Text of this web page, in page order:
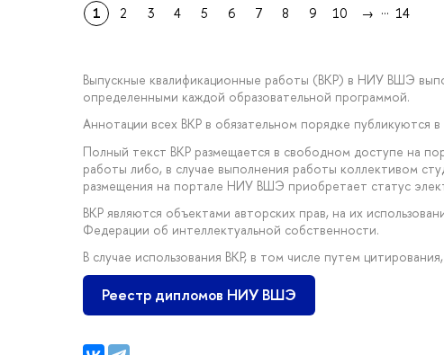
1 2 3 4 5 6 7 8 9 10 → ... 14
Выпускные квалификационные работы (ВКР) в НИУ ВШЭ
определенными каждой образовательной программой.
Аннотации всех ВКР в обязательном порядке
Полный текст ВКР размещается в свободном доступе на
работы либо, в случае выполнения работы коллективом
размещения на портале НИУ ВШЭ приобретает статус
ВКР являются объектами авторских прав, на их
Федерации об интеллектуальной собственности.
В случае использования ВКР, в том числе путем
Реестр дипломов НИУ ВШЭ